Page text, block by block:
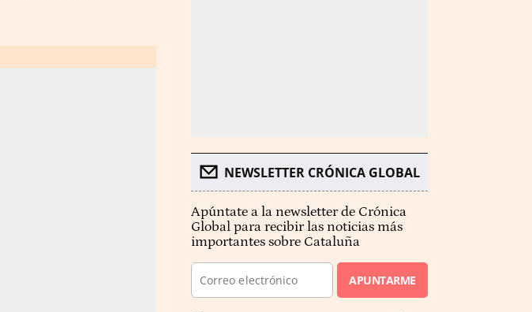
NEWSLETTER CRÓNICA GLOBAL
Apúntate a la newsletter de Crónica
Global para recibir las noticias más
importantes sobre Cataluña
APUNTARME